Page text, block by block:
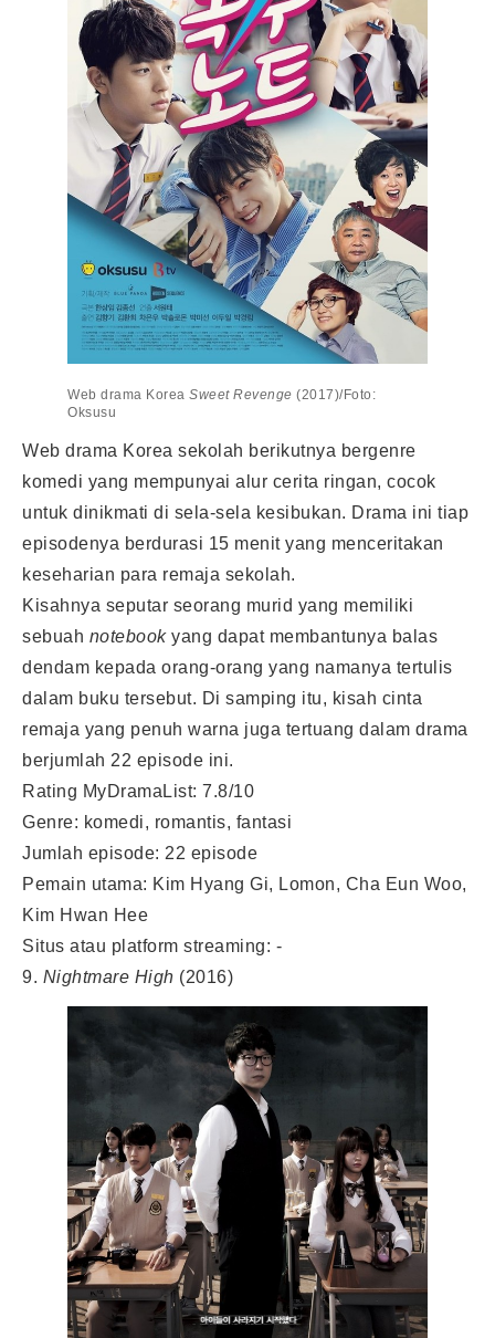
Web drama Korea Sweet Revenge (2017)/Foto:
Oksusu
Web drama Korea sekolah berikutnya bergenre
komedi yang mempunyai alur cerita ringan, cocok
untuk dinikmati di sela-sela kesibukan. Drama ini tiap
episodenya berdurasi 15 menit yang menceritakan
keseharian para remaja sekolah.
Kisahnya seputar seorang murid yang memiliki
sebuah notebookyang dapat membantunya balas
dendam kepada orang-orang yang namanya tertulis
dalam buku tersebut. Di samping itu, kisah cinta
remaja yang penuh warna juga tertuang dalam drama
berjumlah 22 episode ini.
Rating MyDramaList: 7.8/10
Genre: komedi, romantis, fantasi
Jumlah episode: 22 episode
Pemain utama: Kim Hyang Gi, Lomon, Cha Eun Woo,
Kim Hwan Hee
Situs atau platform streaming: -
9. Nightmare High (2016)